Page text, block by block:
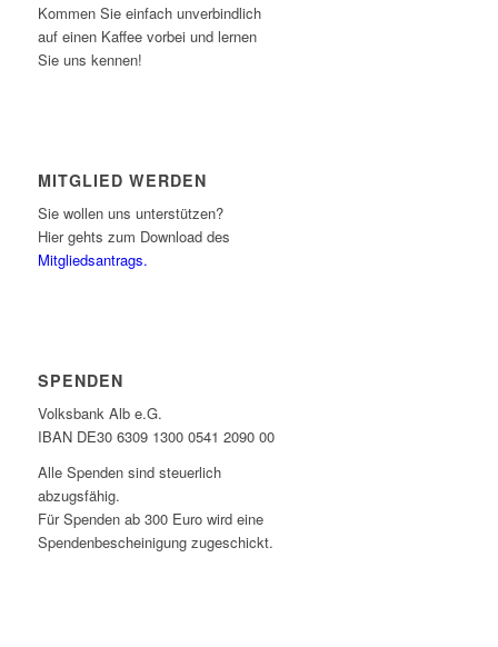
Kommen Sie einfach unverbindlich
auf einen Kaffee vorbei und lernen
Sie uns kennen!
MITGLIED WERDEN
Sie wollen uns unterstützen?
Hier gehts zum Download des
Mitgliedsantrags.
SPENDEN
Volksbank Alb e.G.
IBAN DE30 6309 1300 0541 2090 00
Alle Spenden sind steuerlich
abzugsfähig.
Für Spenden ab 300 Euro wird eine
Spendenbescheinigung zugeschickt.